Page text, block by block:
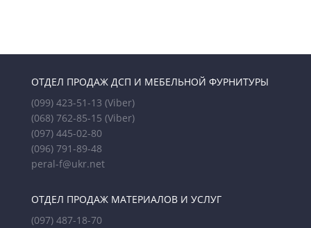
ОТДЕЛ ПРОДАЖ ДСП И МЕБЕЛЬНОЙ ФУРНИТУРЫ
(099) 423-51-13 (Viber)
(068) 762-85-15 (Viber)
(097) 445-02-80
(096) 791-89-48
peral-f@ukr.net
ОТДЕЛ ПРОДАЖ МАТЕРИАЛОВ И УСЛУГ
(097) 487-18-70